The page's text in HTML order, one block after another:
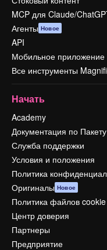
MCP для Claude/
Агенты Новое
API
Мобильное приложение
Все инструменты
Начать
Academy
Документация по
Служба поддержки
Условия и положения
Политика
Оригиналы Новое
Политика файлов cookie
Центр доверия
Партнеры
Предприятие